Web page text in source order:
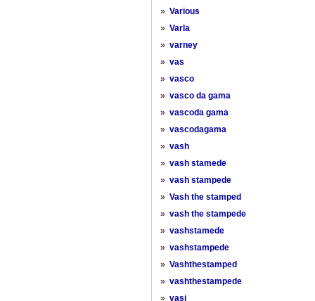
» Various
» Varla
» varney
» vas
» vasco
» vasco da gama
» vascoda gama
» vascodagama
» vash
» vash stamede
» vash stampede
» Vash the stamped
» vash the stampede
» vashstamede
» vashstampede
» Vashthestamped
» vashthestampede
» vasi